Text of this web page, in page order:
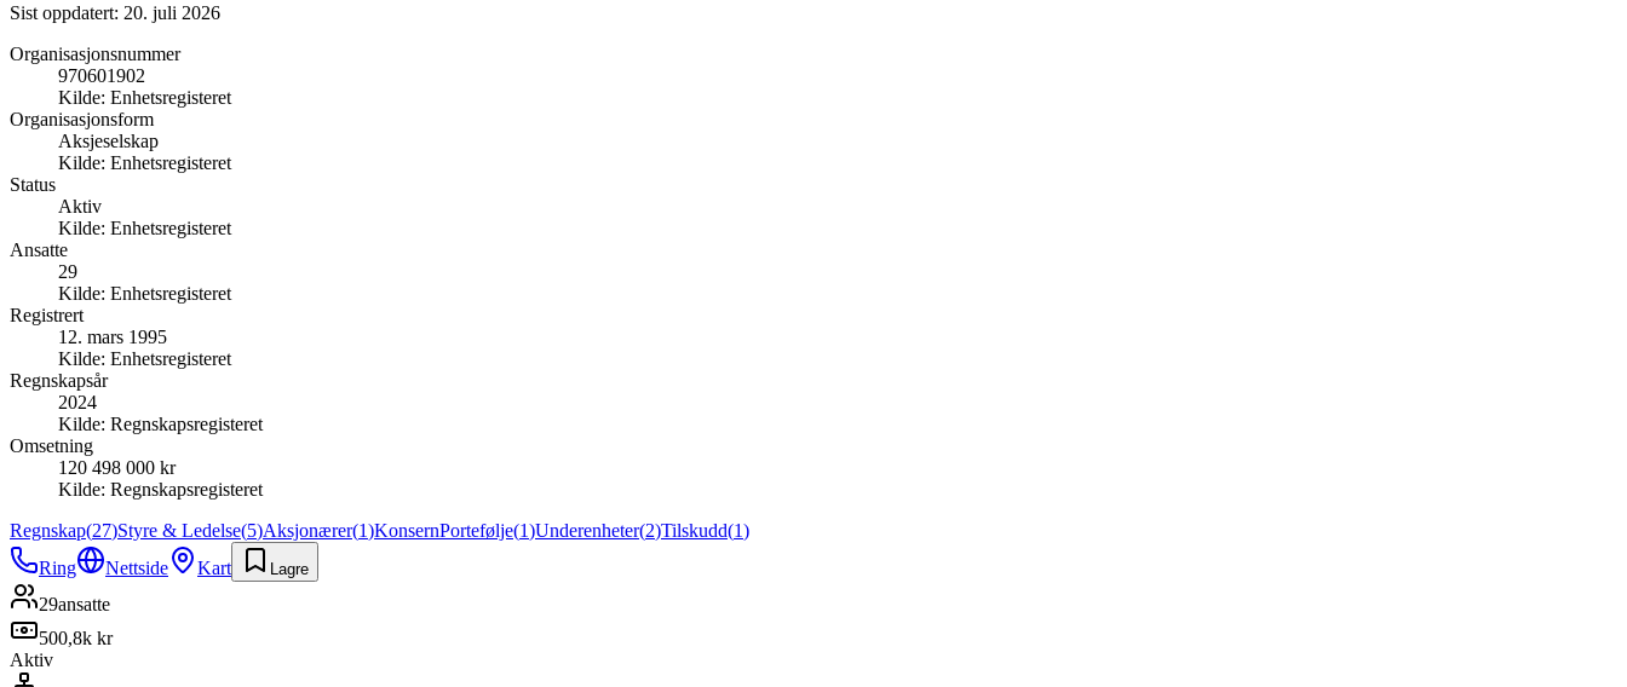
Sist oppdatert: 20. juli 2026
Organisasjonsnummer
970601902
Kilde: Enhetsregisteret
Organisasjonsform
Aksjeselskap
Kilde: Enhetsregisteret
Status
Aktiv
Kilde: Enhetsregisteret
Ansatte
29
Kilde: Enhetsregisteret
Registrert
12. mars 1995
Kilde: Enhetsregisteret
Regnskapsår
2024
Kilde: Regnskapsregisteret
Omsetning
120 498 000 kr
Kilde: Regnskapsregisteret
Regnskap(27)Styre & Ledelse(5)Aksjonærer(1)KonsernPortefølje(1)Underenheter(2)Tilskudd(1)
Ring
Nettside Kart Lagre
29ansatte
500,8k kr
Aktiv